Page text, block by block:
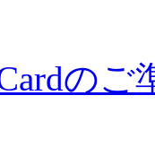
のご